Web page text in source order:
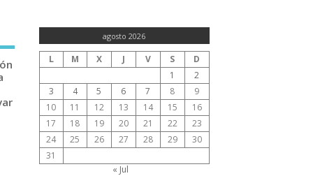
agosto 2026
L M X J V S
D
1
2
3
4 5 6 7 8
9
10
11 12 13 14 15
16
17
18 19 20 21 22
23
24
25 26 27 28 29
30
31
« Jul